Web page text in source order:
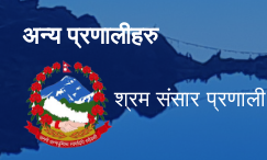
अन्य प्रणालीहरु
श्रम संसार प्रणाली